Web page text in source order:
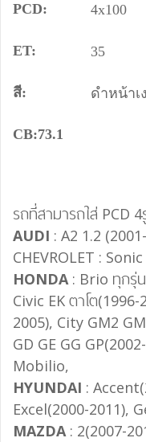
PCD: 4x100
ET: 35
สี: ดำหน้าเ
CB:73.1
รถที่สามารถใส่ PCD
AUDI : A2 1.2
CHEVROLET : Sonic
HONDA: Brio ทุกรุ่น
Civic EK ตาโต
2005), City GM2
GD GE GG
Mobilio,
HYUNDAI :
Excel(2000-2011),
MAZDA: 2(2007-